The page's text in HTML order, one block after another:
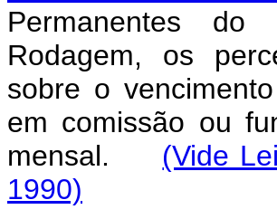
Permanentes do
Rodagem, os
sobre o
em comissão ou
mensal. (Vide
1990)